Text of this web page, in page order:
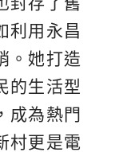
利用永昌
。她打造
的生活型
成為熱門
村更是電